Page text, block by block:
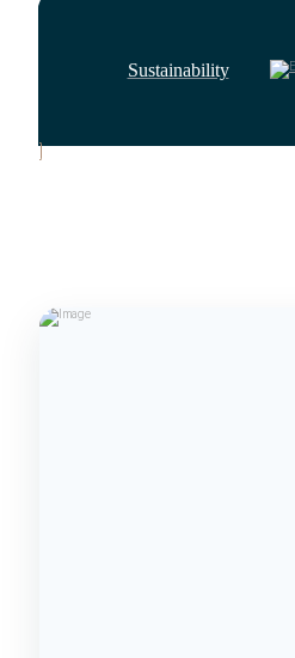
Sustainability